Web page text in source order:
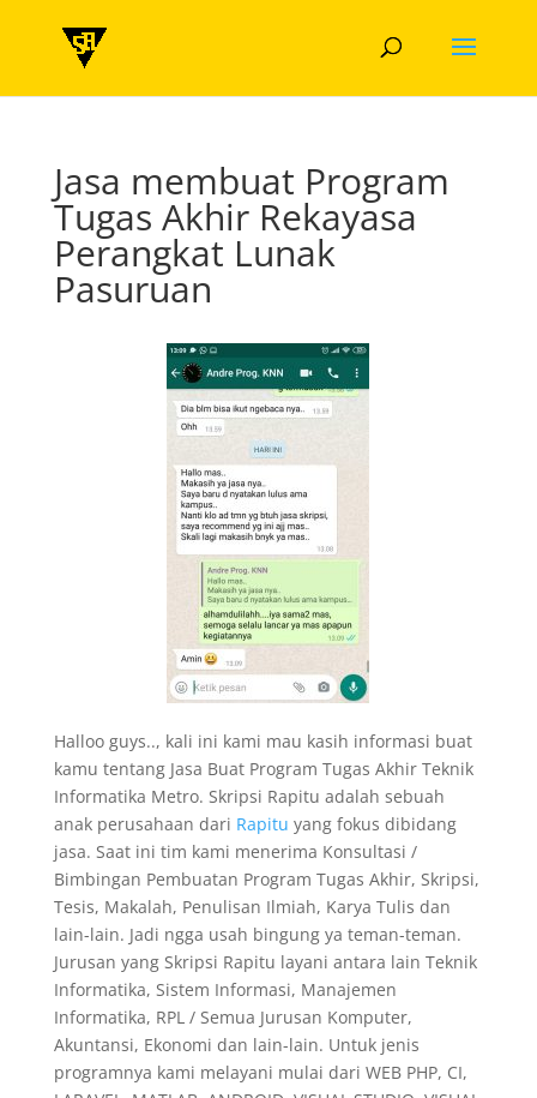
Jasa membuat Program
Tugas Akhir Rekayasa
Perangkat Lunak
Pasuruan
Halloo guys.., kali ini kami mau kasih informasi buat
kamu tentang Jasa Buat Program Tugas Akhir Teknik
Informatika Metro. Skripsi Rapitu adalah sebuah
anak perusahaan dari Rapitu yang fokus dibidang
jasa. Saat ini tim kami menerima Konsultasi /
Bimbingan Pembuatan Program Tugas Akhir, Skripsi,
Tesis, Makalah, Penulisan Ilmiah, Karya Tulis dan
lain-lain. Jadi ngga usah bingung ya teman-teman.
Jurusan yang Skripsi Rapitu layani antara lain Teknik
Informatika, Sistem Informasi, Manajemen
Informatika, RPL / Semua Jurusan Komputer,
Akuntansi, Ekonomi dan lain-lain. Untuk jenis
programnya kami melayani mulai dari WEB PHP, CI,